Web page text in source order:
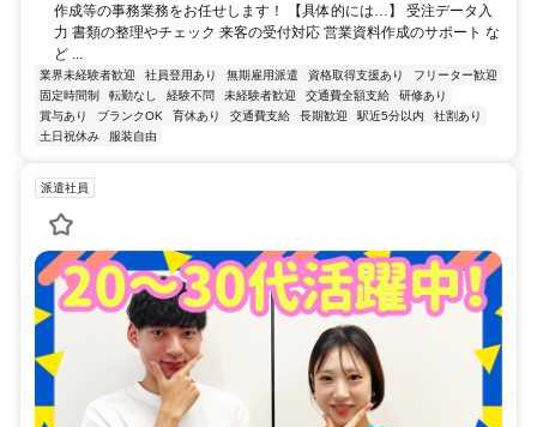
作成等の事務業務をお任せします！ 【具体的には…】 受注データ入
力 書類の整理やチェック 来客の受付対応 営業資料作成のサポート な
ど ...
業界未経験者歓迎 社員登用あり 無期雇用派遣 資格取得支援あり
フリーター歓迎
固定時間制
転勤なし 経験不問 未経験者歓迎 交通費全額支給
研修あり
賞与あり
ブランクOK 育休あり 交通費支給 長期歓迎 駅近5分以内
社割あり
土日祝休み
服装自由
派遣社員